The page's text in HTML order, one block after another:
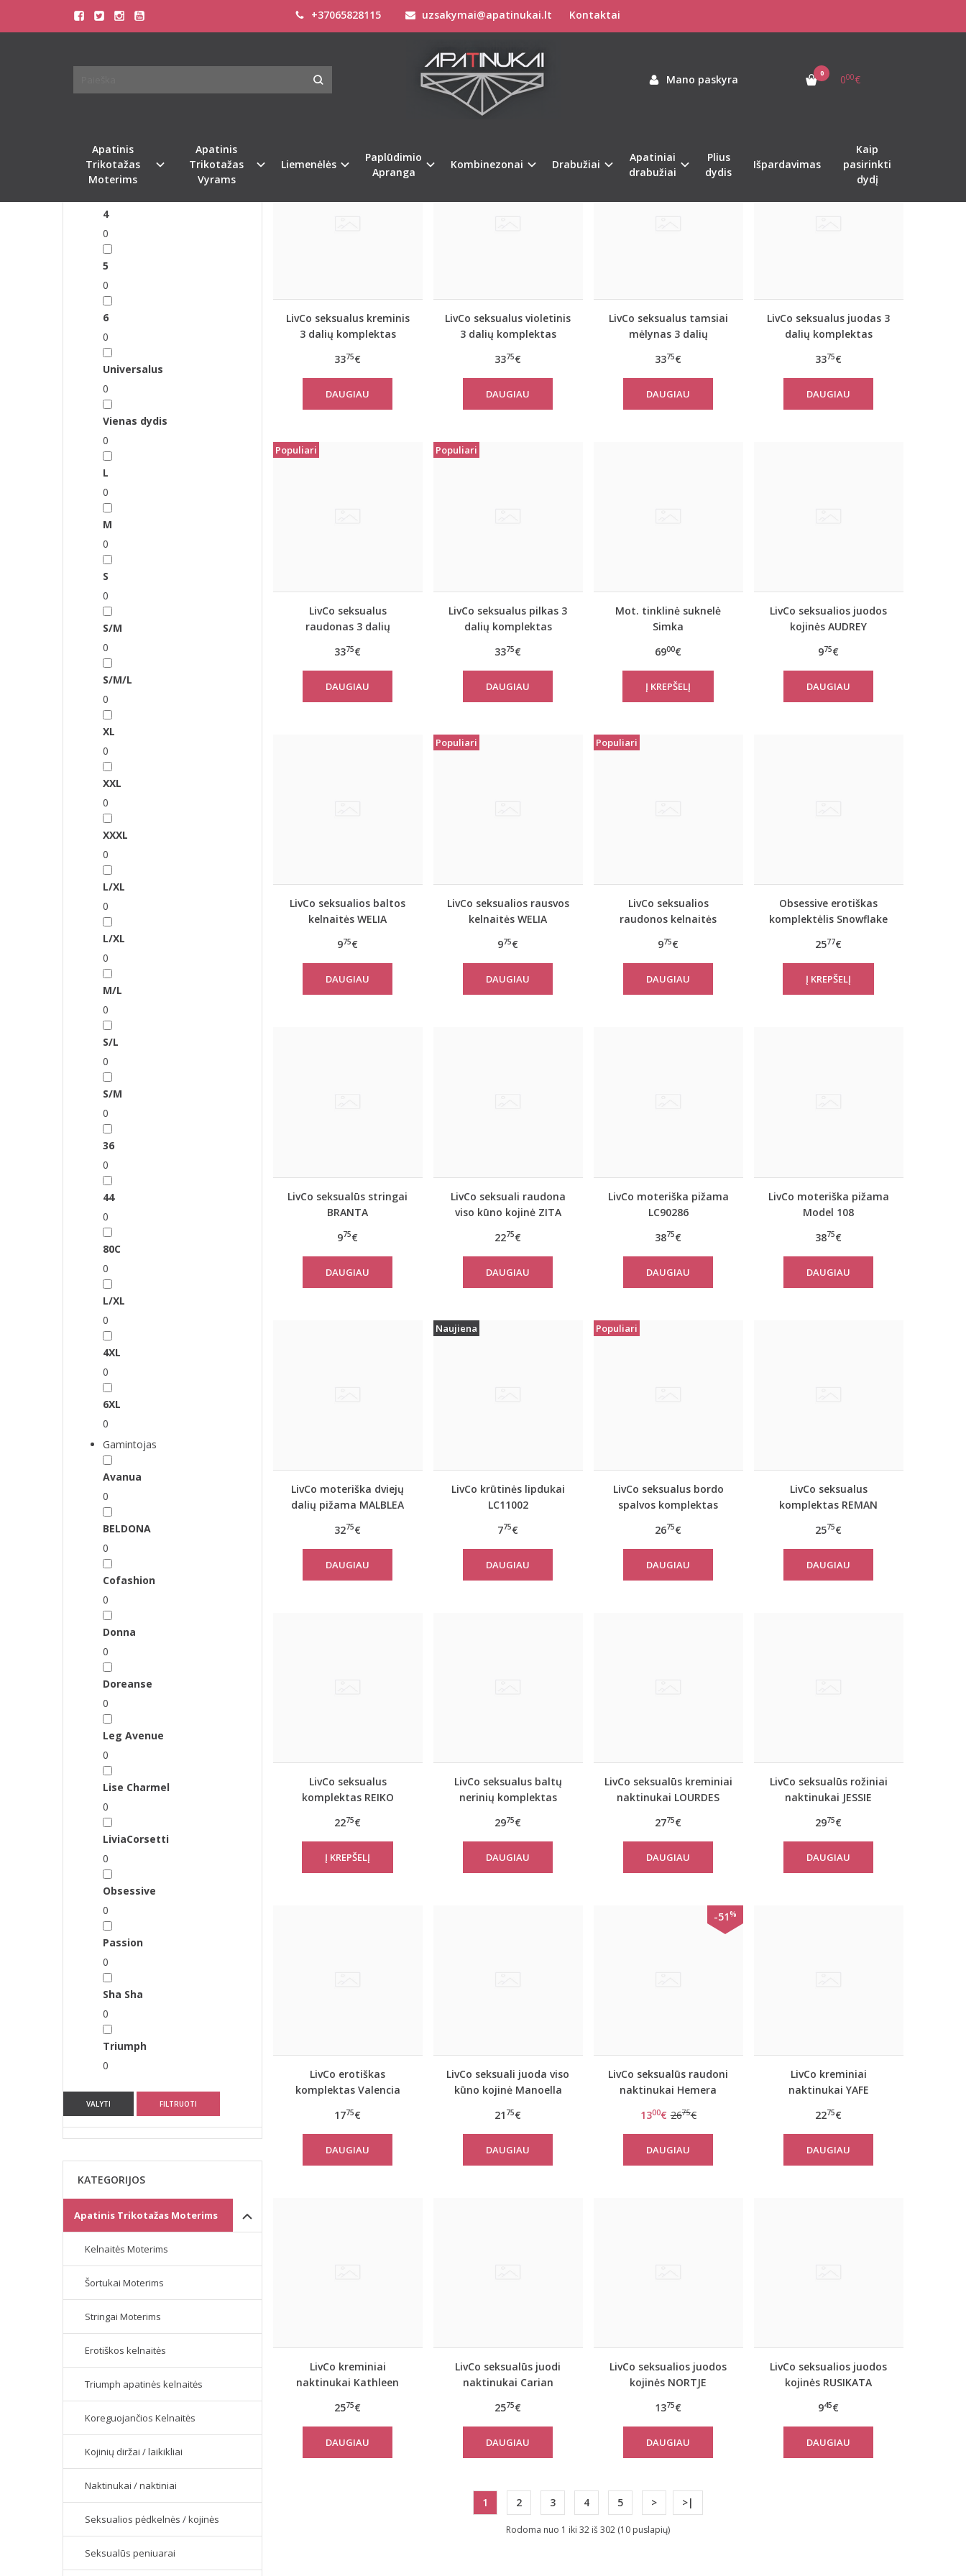
+37065828115 uzsakymai@apatinukai.lt Kontaktai
Mano paskyra 0 000€
Apatinis
Trikotažas
Moterims
Apatinis
Trikotažas
Vyrams
Liemenėlės
Paplūdimio
Apranga
Kombinezonai Drabužiai
Apatiniai
drabužiai
Plius
dydis
Išpardavimas
Kaip
pasirinkti
dydį
VALENTINO DIENOS DOVANA JAI
Apatinis Trikotažas Moterims Valentino dienos dovana Jai
LivCo seksualus kreminis
3 dalių komplektas
3375€
DAUGIAU
Populiari
LivCo seksualus violetinis
3 dalių komplektas
3375€
DAUGIAU
Populiari
LivCo seksualus tamsiai
mėlynas 3 dalių
3375€
DAUGIAU
Populiari
LivCo seksualus juodas 3
dalių komplektas
3375€
DAUGIAU
Populiari
LivCo seksualus
raudonas 3 dalių
3375€
DAUGIAU
Populiari
LivCo seksualus pilkas 3
dalių komplektas
3375€
DAUGIAU
Mot. tinklinė suknelė
Simka
6900€
LivCo seksualios juodos
kojinės AUDREY
975€
DAUGIAU
LivCo seksualios baltos
kelnaitės WELIA
975€
DAUGIAU
Populiari
LivCo seksualios rausvos
kelnaitės WELIA
975€
DAUGIAU
Populiari
LivCo seksualios
raudonos kelnaitės
975€
DAUGIAU
Obsessive erotiškas
komplektėlis Snowflake
2577€
LivCo seksualūs stringai
BRANTA
975€
DAUGIAU
LivCo seksuali raudona
viso kūno kojinė ZITA
2275€
DAUGIAU
LivCo moteriška pižama
LC90286
3875€
DAUGIAU
LivCo moteriška pižama
Model 108
3875€
DAUGIAU
LivCo moteriška dviejų
dalių pižama MALBLEA
3275€
DAUGIAU
Naujiena
LivCo krūtinės lipdukai
LC11002
775€
DAUGIAU
Populiari
LivCo seksualus bordo
spalvos komplektas
2675€
DAUGIAU
LivCo seksualus
komplektas REMAN
2575€
DAUGIAU
LivCo seksualus
komplektas REIKO
2275€
LivCo seksualus baltų
nerinių komplektas
2975€
DAUGIAU
LivCo seksualūs kreminiai
naktinukai LOURDES
2775€
DAUGIAU
LivCo seksualūs rožiniai
naktinukai JESSIE
2975€
DAUGIAU
LivCo erotiškas
komplektas Valencia
1775€
DAUGIAU
LivCo seksuali juoda viso
kūno kojinė Manoella
21 75€
DAUGIAU
-51%
LivCo seksualūs raudoni
naktinukai Hemera
1300€ 2675€
DAUGIAU
LivCo kreminiai
naktinukai YAFE
2275€
DAUGIAU
LivCo kreminiai
naktinukai Kathleen
2575€
DAUGIAU
LivCo seksualūs juodi
naktinukai Carian
2575€
DAUGIAU
LivCo seksualios juodos
kojinės NORTJE
1375€
DAUGIAU
LivCo seksualios juodos
kojinės RUSIKATA
945€
DAUGIAU
1 2 3 4 5 > >|
Rodoma nuo 1 iki 32 iš 302 (10 puslapių)
3
0
4
0
5
0
6
0
Universalus
0
Vienas dydis
0
L
0
M
0
S
0
S/M
0
S/M/L
0
XL
0
XXL
0
XXXL
0
L/XL
0
L/XL
0
M/L
0
S/L
0
S/M
0
36
0
44
0
80C
0
L/XL
0
4XL
0
6XL
0
Gamintojas
Avanua
0
BELDONA
0
Cofashion
0
Donna
0
Doreanse
0
Leg Avenue
0
Lise Charmel
0
LiviaCorsetti
0
Obsessive
0
Passion
0
Sha Sha
0
Triumph
0
VALYTI FILTRUOTI
KATEGORIJOS
Apatinis Trikotažas Moterims
Kelnaitės Moterims
Šortukai Moterims
Stringai Moterims
Erotiškos kelnaitės
Triumph apatinės kelnaitės
Koreguojančios Kelnaitės
Kojinių diržai / laikikliai
Naktinukai / naktiniai
Seksualios pėdkelnės / kojinės
Seksualūs peniuarai